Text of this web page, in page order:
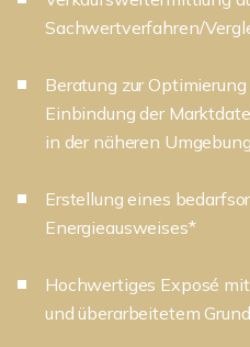
Sachwertverfahren/
Beratung zur
Einbindung der
in der näheren
Erstellung eines
Energieausweises*
Hochwertiges Exposé
und überarbeitetem